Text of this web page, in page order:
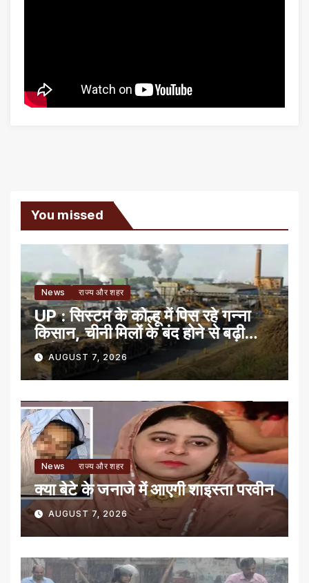
You missed
News राज्य और शहर
UP : सिस्टम के कोल्हू में पिस रहे गन्ना
किसान, चीनी मिलों के बंद होने से बढ़ी
मुसीबत
AUGUST 7, 2026
News राज्य और शहर
क्या बेटे के जनाजे में आएगी शाइस्ता परवीन
AUGUST 7, 2026